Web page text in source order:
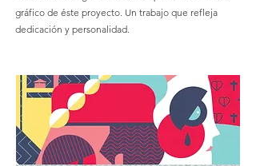
gráfico de éste proyecto. Un trabajo que refleja
dedicación y personalidad.